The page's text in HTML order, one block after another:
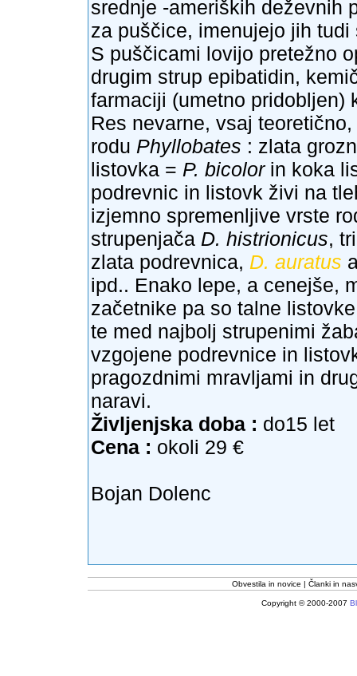
srednje -ameriških deževnih
za puščice, imenujejo jih
S puščicami lovijo pretežno
drugim strup epibatidin,
farmaciji (umetno pridobljen)
Res nevarne, vsaj
rodu Phyllobates : zlata
listovka = P. bicolorin koka
podrevnic in listovk živi na
izjemno spremenljive vrste
strupenjača D. histrionicus,
zlata podrevnica, D. auratus
ipd.. Enako lepe, a cenejše,
začetnike pa so talne
te med najbolj strupenimi
vzgojene podrevnice in
pragozdnimi mravljami in
naravi.
Življenjska doba : do15 let
Cena : okoli 29 €
Bojan Dolenc
Obvestila in novice Članki in
Copyright © 2000-2007